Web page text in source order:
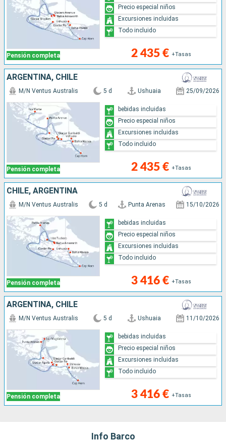
Pensión completa 2 435 € +Tasas
Precio especial niños
Excursiones incluidas
Todo incluido
ARGENTINA, CHILE
Pensión completa
M/N Ventus Australis 5 d Ushuaia 25/09/2026
2 435 € +Tasas
bebidas incluidas
Precio especial niños
Excursiones incluidas
Todo incluido
CHILE, ARGENTINA
Pensión completa
M/N Ventus Australis 5 d Punta Arenas 15/10/2026
3 416 € +Tasas
bebidas incluidas
Precio especial niños
Excursiones incluidas
Todo incluido
ARGENTINA, CHILE
Pensión completa
M/N Ventus Australis 5 d Ushuaia 11/10/2026
3 416 € +Tasas
bebidas incluidas
Precio especial niños
Excursiones incluidas
Todo incluido
Info Barco